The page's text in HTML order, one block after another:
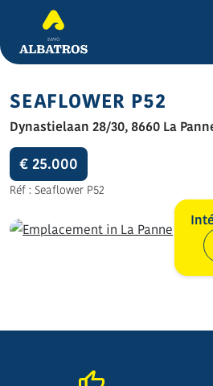
SEAFLOWER P52
Dynastielaan 28/30, 8660 La
€ 25.000
Réf : Seaflower P52